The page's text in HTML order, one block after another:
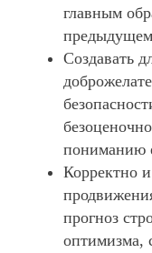
главным
предыдущем
Создавать
пониманию
Корректно
прогноз
оптимизма,